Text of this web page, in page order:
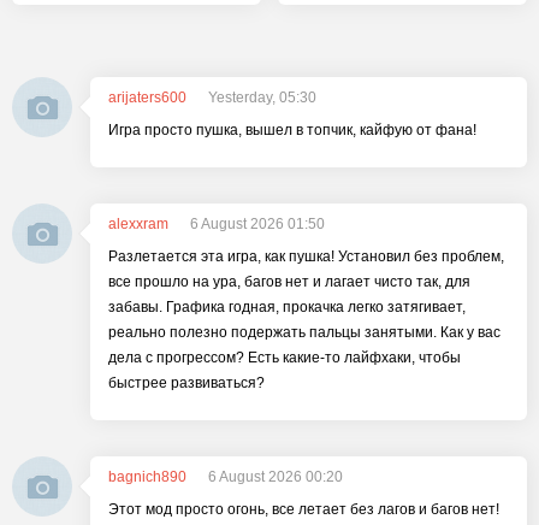
arijaters600
Yesterday, 05:30
Игра просто пушка, вышел в топчик, кайфую от фана!
alexxram
6 August 2026 01:50
Разлетается эта игра, как пушка! Установил без проблем,
все прошло на ура, багов нет и лагает чисто так, для
забавы. Графика годная, прокачка легко затягивает,
реально полезно подержать пальцы занятыми. Как у вас
дела с прогрессом? Есть какие-то лайфхаки, чтобы
быстрее развиваться?
bagnich890
6 August 2026 00:20
Этот мод просто огонь, все летает без лагов и багов нет!